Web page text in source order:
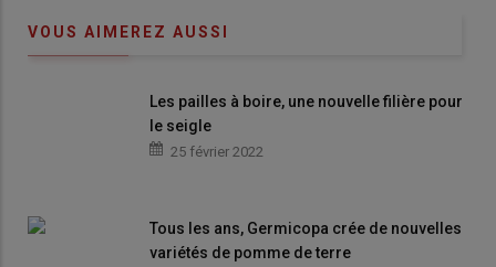
VOUS AIMEREZ AUSSI
Les pailles à boire, une nouvelle filière pour
le seigle
25 février 2022
Tous les ans, Germicopa crée de nouvelles
variétés de pomme de terre